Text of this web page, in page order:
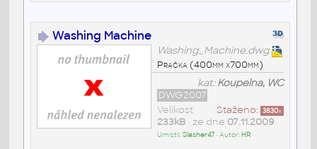
Washing Machine
Washing_Machine.dwg
Pračka (400mm x700mm)
kat:Koupelna, WC
DWG2007
Staženo: 3830x
Velikost
233kB• ze dne 07.11.2009
Umístil:Slasher47• Autor: HR